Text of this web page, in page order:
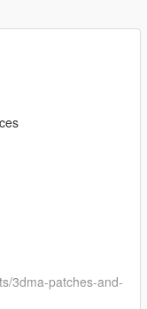
3dma-patches-and-